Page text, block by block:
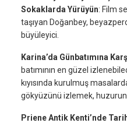
Sokaklarda Yürüyün: Film
taşıyan Doğanbey,
büyüleyici.
Karina’da Günbatımına
batımının en güzel
kıyısında kurulmuş
gökyüzünü izlemek, huzurun
Priene Antik Kenti’nde